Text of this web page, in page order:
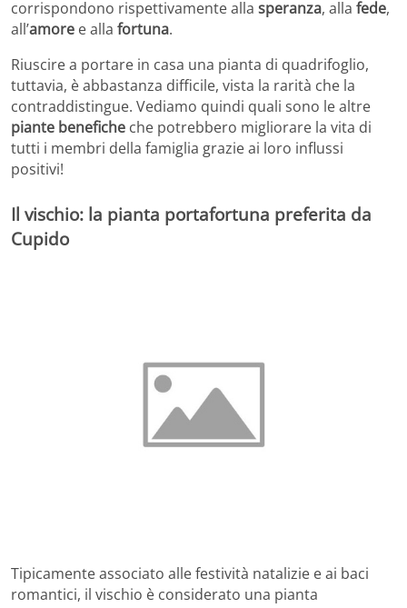
corrispondono rispettivamente alla speranza, alla fede,
all’amore e alla fortuna.
Riuscire a portare in casa una pianta di quadrifoglio,
tuttavia, è abbastanza difficile, vista la rarità che la
contraddistingue. Vediamo quindi quali sono le altre
piante benefiche che potrebbero migliorare la vita di
tutti i membri della famiglia grazie ai loro influssi
positivi!
Il vischio: la pianta portafortuna preferita da
Cupido
Tipicamente associato alle festività natalizie e ai baci
romantici, il vischio è considerato una pianta